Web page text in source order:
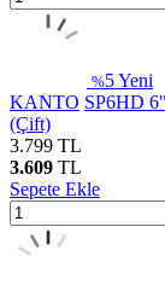
%5Yeni
KANTO SP6HD
(Çift)
3.799 TL
3.609 TL
Sepete Ekle